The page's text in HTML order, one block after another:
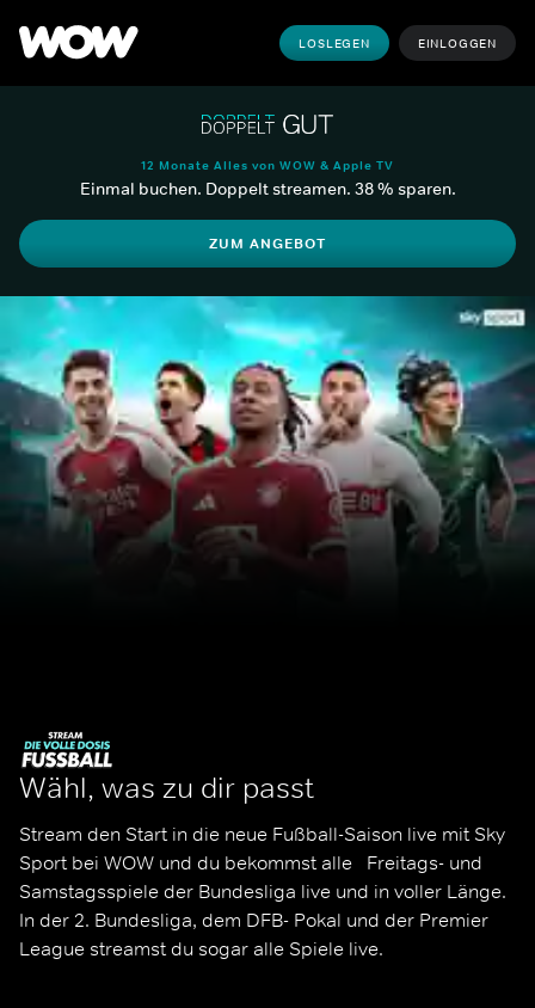
LOSLEGEN EINLOGGEN
12 Monate Alles von WOW & Apple TV
Einmal buchen. Doppelt streamen. 38 % sparen.
ZUM ANGEBOT
Wähl, was zu dir passt
Stream den Start in die neue Fußball-Saison live mit Sky
Sport bei WOW und du bekommst alle   Freitags- und
Samstagsspiele der Bundesliga live und in voller Länge.
In der 2. Bundesliga, dem DFB- Pokal und der Premier
League streamst du sogar alle Spiele live.